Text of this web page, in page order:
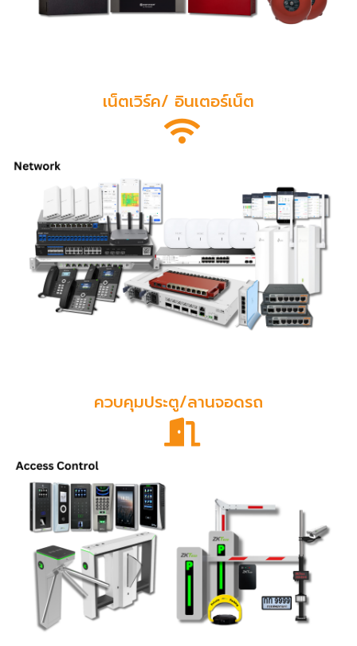
เน็ตเวิร์ค/ อินเตอร์เน็ต
ควบคุมประตู/ลานจอดรถ